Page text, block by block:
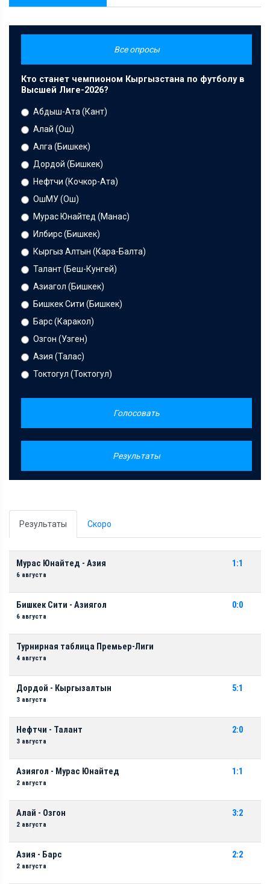
Все опросы
Кто станет чемпионом Кыргызстана по футболу в
Высшей Лиге-2026?
Абдыш-Ата (Кант)
Алай (Ош)
Алга (Бишкек)
Дордой (Бишкек)
Нефтчи (Кочкор-Ата)
ОшМУ (Ош)
Мурас Юнайтед (Манас)
Илбирс (Бишкек)
Кыргыз Алтын (Кара-Балта)
Талант (Беш-Кунгей)
Азиагол (Бишкек)
Бишкек Сити (Бишкек)
Барс (Каракол)
Озгон (Узген)
Азия (Талас)
Токтогул (Токтогул)
Голосовать
Результаты
Результаты Скоро
Мурас Юнайтед - Азия
6 августа
1:1
Бишкек Сити - Азиягол
6 августа
0:0
Турнирная таблица Премьер-Лиги
4 августа
Дордой - Кыргызалтын
3 августа
5:1
Нефтчи - Талант
3 августа
2:0
Азиягол - Мурас Юнайтед
2 августа
1:1
Алай - Озгон
2 августа
3:2
Азия - Барс
2 августа
2:2